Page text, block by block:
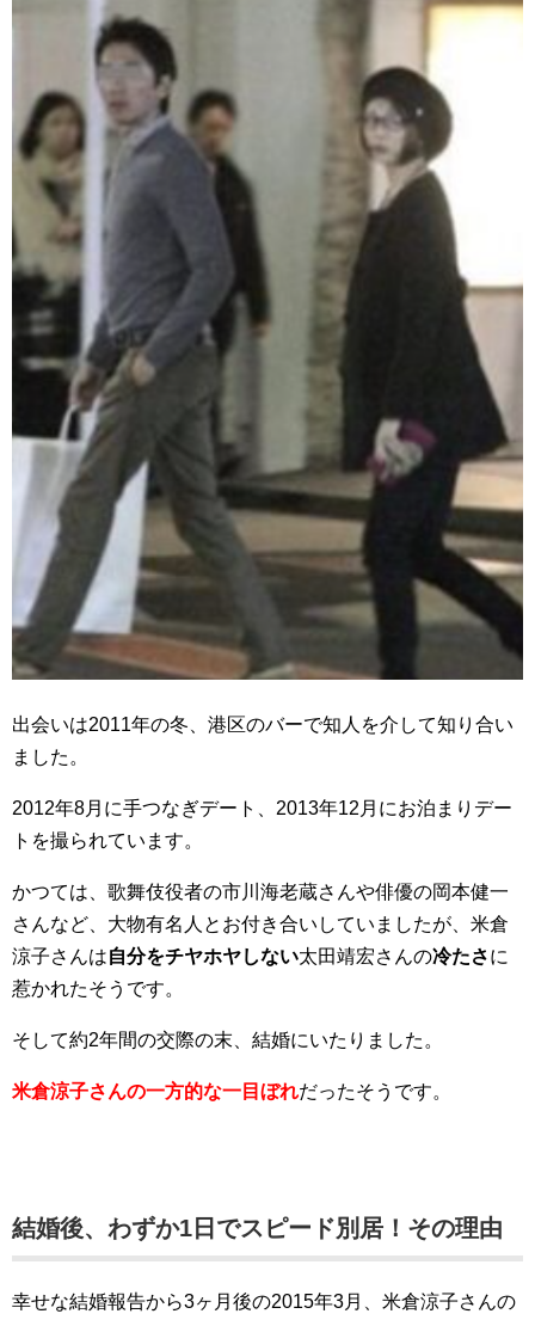
出会いは2011年の冬、港区のバーで知人を介して知り合い
ました。
2012年8月に手つなぎデート、2013年12月にお泊まりデー
トを撮られています。
かつては、歌舞伎役者の市川海老蔵さんや俳優の岡本健一
さんなど、大物有名人とお付き合いしていましたが、米倉
涼子さんは自分をチヤホヤしない太田靖宏さんの冷たさに
惹かれたそうです。
そして約2年間の交際の末、結婚にいたりました。
米倉涼子さんの一方的な一目ぼれだったそうです。
結婚後、わずか1日でスピード別居！その理由
幸せな結婚報告から3ヶ月後の2015年3月、米倉涼子さんの